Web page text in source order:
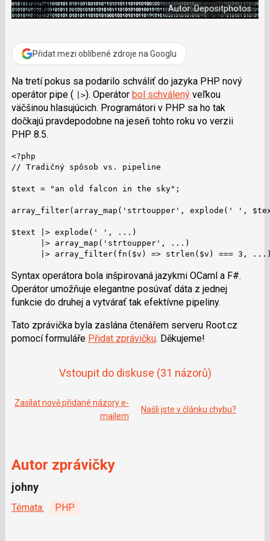
o
k
Autor: Depositphotos
Přidat mezi oblíbené zdroje na Googlu
Na tretí pokus sa podarilo schváliť do jazyka PHP nový
operátor pipe (
|>). Operátor bol schválenýveľkou
väčšinou hlasujúcich. Programátori v PHP sa ho tak
dočkajú pravdepodobne na jeseň tohto roku vo verzii
PHP 8.5.
<?php
// Tradičný spôsob vs. pipeline
$text = "an old falcon in the sky";
array_filter(array_map('strtoupper', explode(' ',
$text |> explode(' ', ...)
      |> array_map('strtoupper', ...)
|> array_filter(fn($v) => strlen($v) === 3,
Syntax operátora bola inšpirovaná jazykmi OCaml a F#.
Operátor umožňuje elegantne posúvať dáta z jednej
funkcie do druhej a vytvárať tak efektívne pipeliny.
Tato zprávička byla zaslána čtenářem serveru Root.cz
pomocí formuláře Přidat zprávičku. Děkujeme!
Vstoupit do diskuse (31 názorů)
Zasílat nově přidané názory e-
mailem
Našli jste v článku chybu?
Autor zprávičky
johny
Témata: PHP